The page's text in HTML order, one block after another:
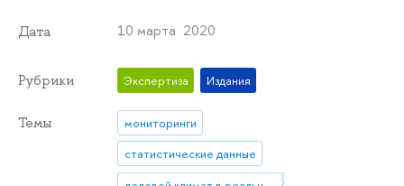
Дата 10 марта 2020
Рубрики Экспертиза Издания
Темы
мониторинги
статистические данные